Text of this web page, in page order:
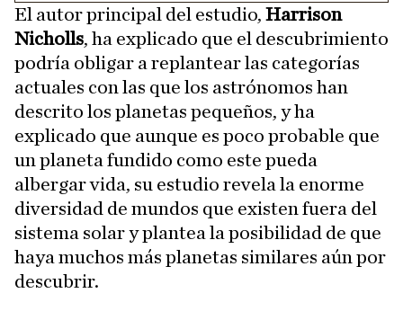
El autor principal del estudio, Harrison
Nicholls, ha explicado que el descubrimiento
podría obligar a replantear las categorías
actuales con las que los astrónomos han
descrito los planetas pequeños, y ha
explicado que aunque es poco probable que
un planeta fundido como este pueda
albergar vida, su estudio revela la enorme
diversidad de mundos que existen fuera del
sistema solar y plantea la posibilidad de que
haya muchos más planetas similares aún por
descubrir.